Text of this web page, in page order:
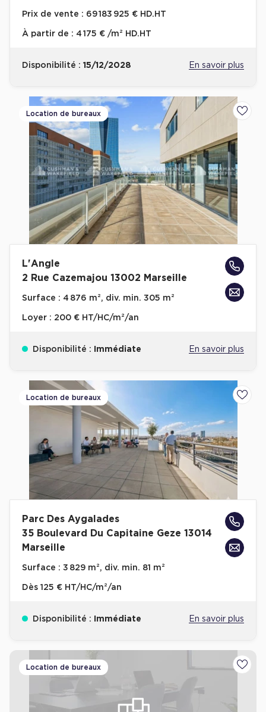
Prix de vente : 69 183 925 € HD.HT
À partir de : 4 175 € /m² HD.HT
Disponibilité : 15/12/2028 En savoir plus
Location de bureaux
L'Angle
2 Rue Cazemajou 13002 Marseille
Surface : 4 876 m², div. min. 305 m²
Loyer : 200 € HT/HC/m²/an
Disponibilité : Immédiate En savoir plus
Location de bureaux
Parc Des Aygalades
35 Boulevard Du Capitaine Geze 13014
Marseille
Surface : 3 829 m², div. min. 81 m²
Dès 125 € HT/HC/m²/an
Disponibilité : Immédiate En savoir plus
Location de bureaux